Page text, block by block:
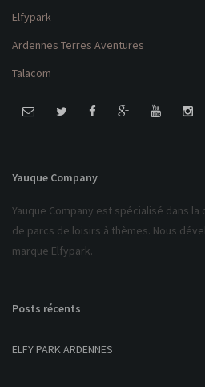
Elfypark
Ardennes Terres Aventures
Talacom
Yauque Company
Yauque Company est spécialisé dans
de parcs de loisirs à thèmes. Nous
marque Elfypark.
Posts récents
ELFY PARK ARDENNES